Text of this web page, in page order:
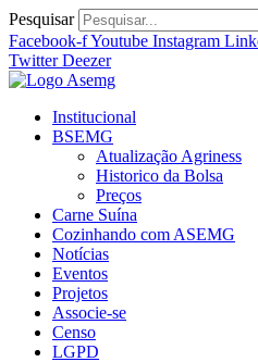
Ir
para
o
conteúdo
Pesquisar
Facebook-fYoutube Instagram
Twitter Deezer
Institucional
BSEMG
Atualização Agriness
Historico da Bolsa
Preços
Carne Suína
Cozinhando com ASEMG
Notícias
Eventos
Projetos
Associe-se
Censo
LGPD